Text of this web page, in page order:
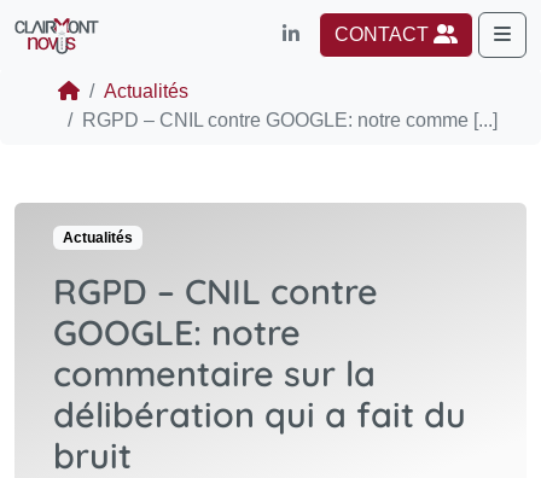
CONTACT
Actualités
RGPD – CNIL contre GOOGLE: notre comme [...]
Actualités
RGPD – CNIL contre
GOOGLE: notre
commentaire sur la
délibération qui a fait du
bruit